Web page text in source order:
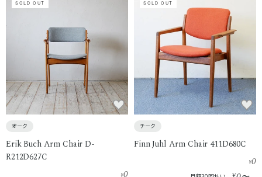
SOLD OUT
オーク
Erik Buch Arm Chair D-
R212D627C
SOLD OUT
チーク
Finn Juhl Arm Chair 411D680C
¥0